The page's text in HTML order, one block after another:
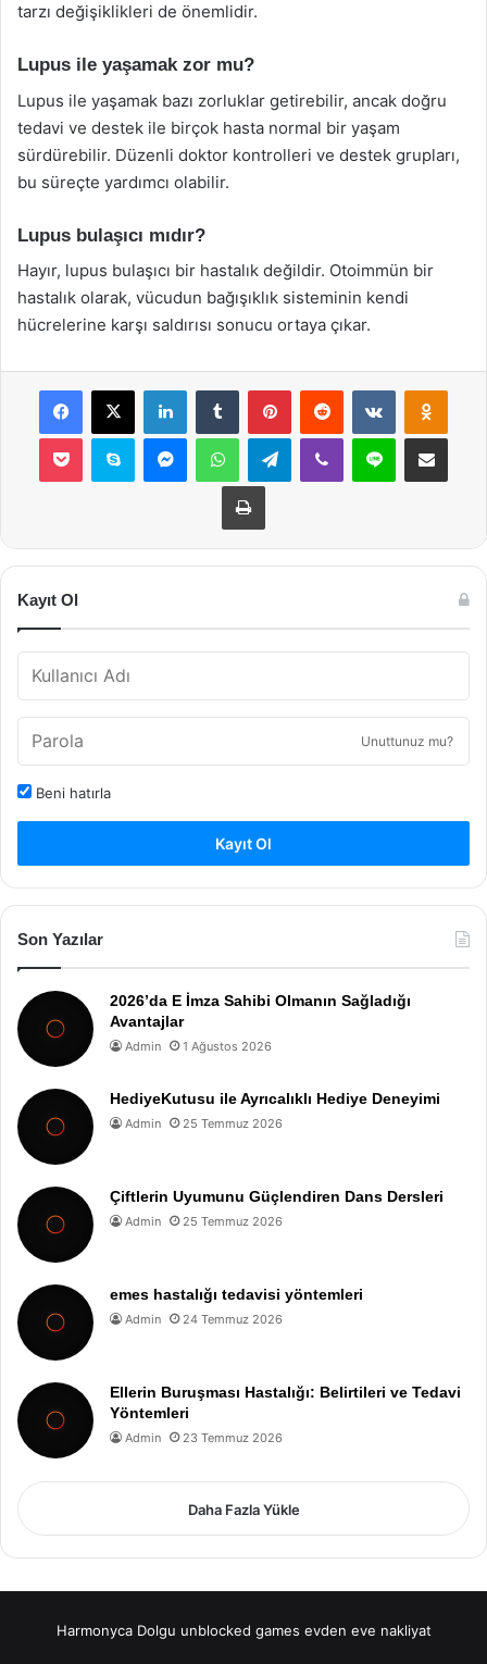
tarzı değişiklikleri de önemlidir.
Lupus ile yaşamak zor mu?
Lupus ile yaşamak bazı zorluklar getirebilir, ancak doğru
tedavi ve destek ile birçok hasta normal bir yaşam
sürdürebilir. Düzenli doktor kontrolleri ve destek grupları,
bu süreçte yardımcı olabilir.
Lupus bulaşıcı mıdır?
Hayır, lupus bulaşıcı bir hastalık değildir. Otoimmün bir
hastalık olarak, vücudun bağışıklık sisteminin kendi
hücrelerine karşı saldırısı sonucu ortaya çıkar.
Facebook
X LinkedInTumblr PinterestReddit VKontakte
Pocket Skype MessengerWhatsAppTelegramViber Line E-Posta ile
Yazdır
Kayıt Ol
Unuttunuz mu?
Beni hatırla
Kayıt Ol
Son Yazılar
2026’da E İmza Sahibi Olmanın Sağladığı
Avantajlar
Admin 1 Ağustos 2026
HediyeKutusu ile Ayrıcalıklı Hediye Deneyimi
Admin 25 Temmuz 2026
Çiftlerin Uyumunu Güçlendiren Dans Dersleri
Admin 25 Temmuz 2026
emes hastalığı tedavisi yöntemleri
Admin 24 Temmuz 2026
Ellerin Buruşması Hastalığı: Belirtileri ve Tedavi
Yöntemleri
Admin 23 Temmuz 2026
Daha Fazla Yükle
Harmonyca Dolgu unblocked games evden eve nakliyat